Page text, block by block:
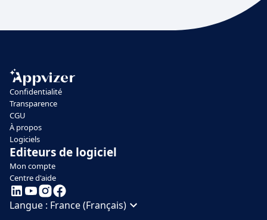
Confidentialité
Transparence
CGU
À propos
Logiciels
Editeurs de logiciel
Mon compte
Centre d'aide
Langue : France (Français)